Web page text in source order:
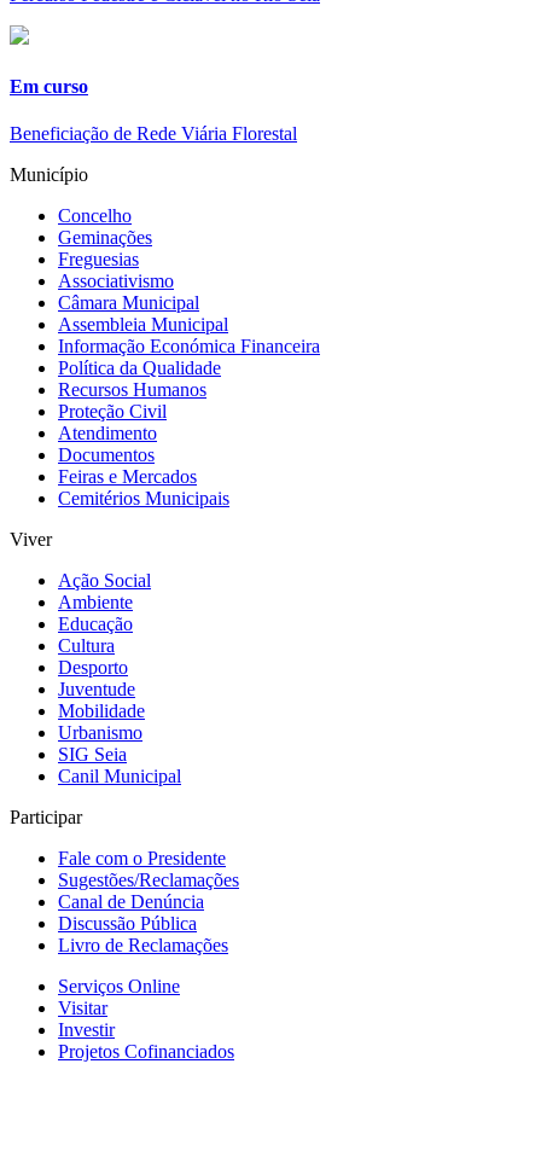
Em curso
Beneficiação de Rede Viária Florestal
Município
Concelho
Geminações
Freguesias
Associativismo
Câmara Municipal
Assembleia Municipal
Informação Económica Financeira
Política da Qualidade
Recursos Humanos
Proteção Civil
Atendimento
Documentos
Feiras e Mercados
Cemitérios Municipais
Viver
Ação Social
Ambiente
Educação
Cultura
Desporto
Juventude
Mobilidade
Urbanismo
SIG Seia
Canil Municipal
Participar
Fale com o Presidente
Sugestões/Reclamações
Canal de Denúncia
Discussão Pública
Livro de Reclamações
Serviços Online
Visitar
Investir
Projetos Cofinanciados